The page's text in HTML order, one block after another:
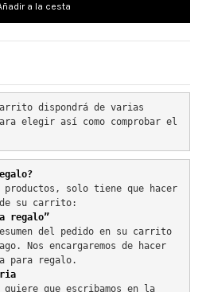
a la cesta
dispondrá de varias
elegir así como comprobar el
solo tiene que hacer
su carrito:
regalo”
del pedido en su carrito
Nos encargaremos de hacer
para regalo.
que escribamos en la